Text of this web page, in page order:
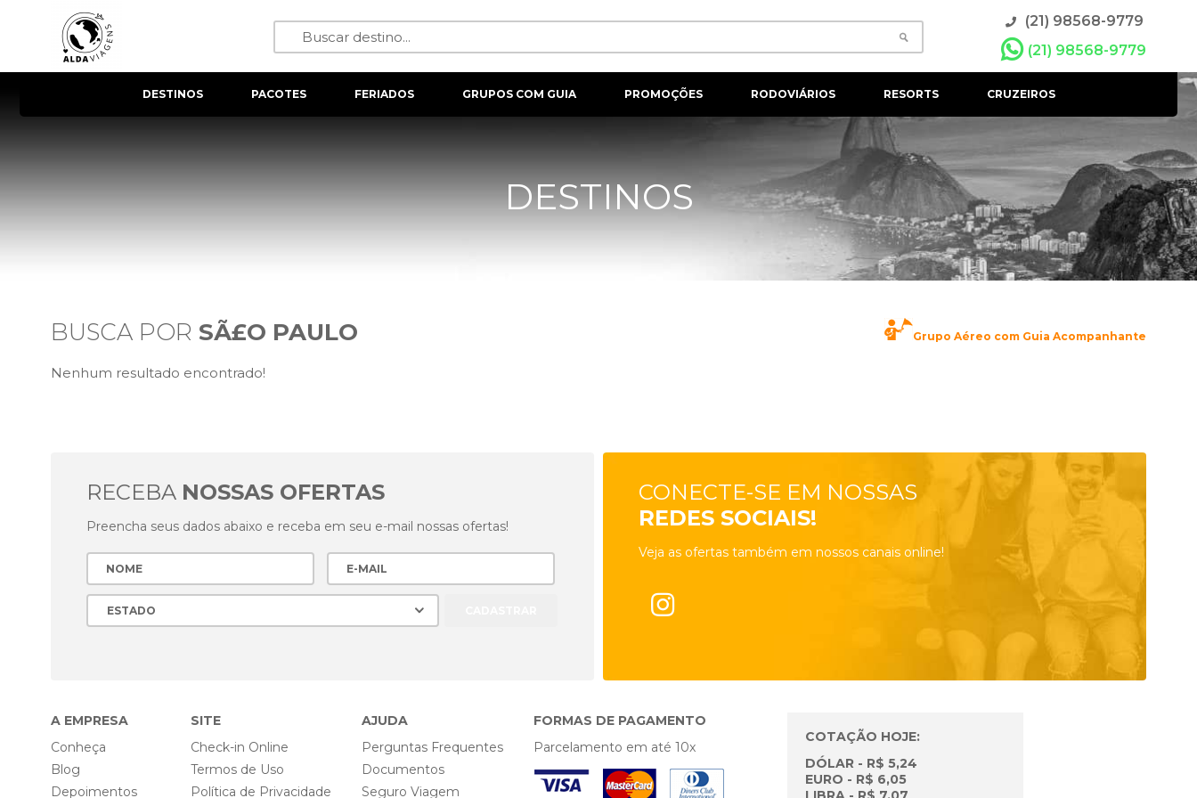
(21) 98568-9779
(21) 98568-9779
DESTINOS PACOTES FERIADOS GRUPOS COM GUIA PROMOÇÕES RODOVIÁRIOS RESORTS CRUZEIROS
DESTINOS
BUSCA POR SÃ£O PAULO Grupo Aéreo com Guia Acompanhante
Nenhum resultado encontrado!
RECEBA NOSSAS OFERTAS
Preencha seus dados abaixo e receba em seu e-mail nossas ofertas!
CONECTE-SE EM NOSSAS
REDES SOCIAIS!
Veja as ofertas também em nossos canais online!
A EMPRESA
Conheça
Blog
Depoimentos
SITE
Check-in Online
Termos de Uso
Política de Privacidade
AJUDA
Perguntas Frequentes
Documentos
Seguro Viagem
FORMAS DE PAGAMENTO
Parcelamento em até 10x
COTAÇÃO HOJE:
DÓLAR - R$ 5,24
EURO - R$ 6,05